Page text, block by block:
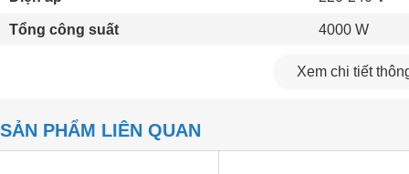
Tổng công suất 4000 W
Trái: 2000W
Chất liệu mặt bếp
Xem chi tiết
SẢN PHẨM LIÊN QUAN